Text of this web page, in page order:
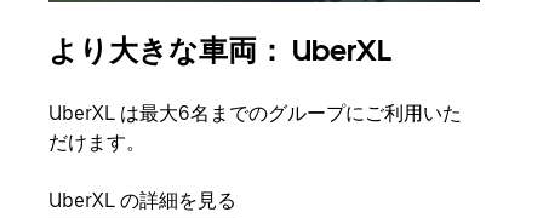
より大きな車両： UberXL
UberXL は最大6名までのグループにご利用いた
だけます。
UberXL の詳細を見る